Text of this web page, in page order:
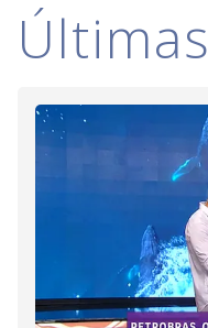
Últimas